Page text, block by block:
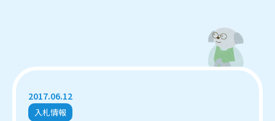
2017.06.12
入札情報